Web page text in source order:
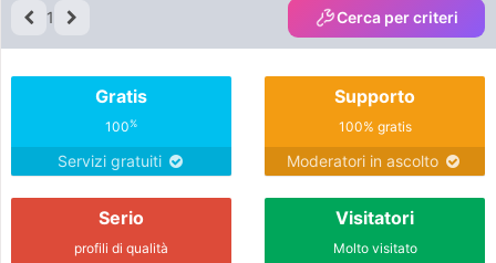
1 Cerca per criteri
Gratis
100%
Servizi gratuiti
Supporto
100% gratis
Moderatori in ascolto
Serio
profili di qualità
Visitatori
Molto visitato